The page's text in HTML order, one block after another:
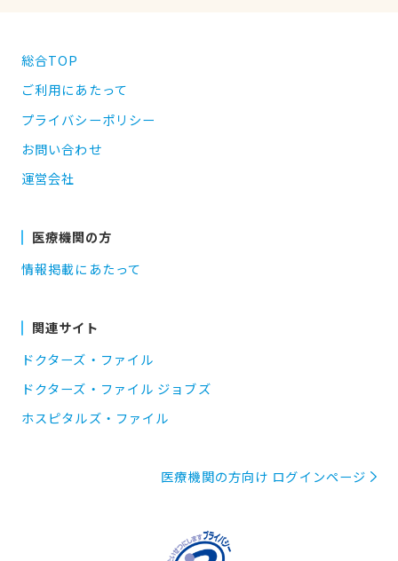
総合TOP
ご利用にあたって
プライバシーポリシー
お問い合わせ
運営会社
医療機関の方
情報掲載にあたって
関連サイト
ドクターズ・ファイル
ドクターズ・ファイル ジョブズ
ホスピタルズ・ファイル
医療機関の方向け ログインページ